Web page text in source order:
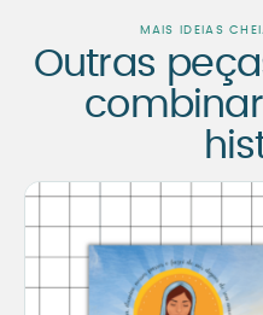
MAIS IDEIAS
Outras